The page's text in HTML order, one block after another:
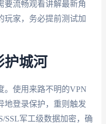
要流畅观看讲解最新角
玩家，务必提前测试加
城河
。使用来路不明的VPN
地登录保护，重则触发
SSL军工级数据加密，确